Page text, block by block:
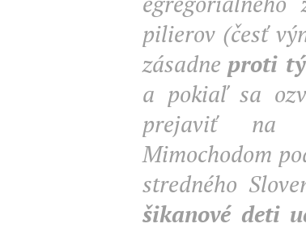
pilierov (česť
zásadne proti
a pokiaľ sa
prejaviť na
Mimochodom
stredného
šikanové deti